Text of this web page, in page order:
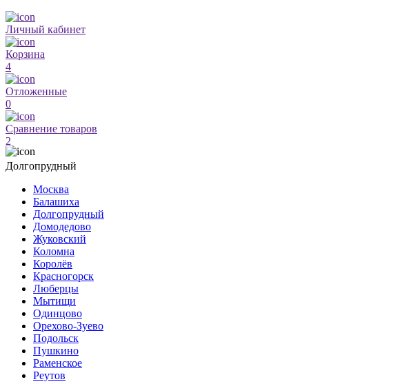
Личный кабинет
Корзина
4
Отложенные
0
Сравнение товаров
2
Долгопрудный
Москва
Балашиха
Долгопрудный
Домодедово
Жуковский
Коломна
Королёв
Красногорск
Люберцы
Мытищи
Одинцово
Орехово-Зуево
Подольск
Пушкино
Раменское
Реутов